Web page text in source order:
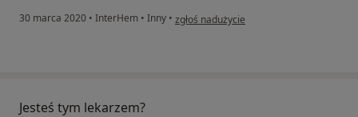
30 marca 2020 • InterHem • Inny • w opinii użytkownika Aleksandra
zgłoś nadużycie
Jesteś tym lekarzem?